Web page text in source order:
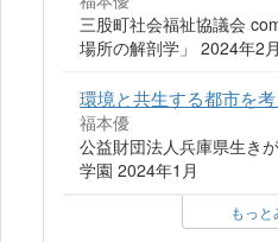
三股町社会福祉協議会
場所の解剖学」 2024年2
環境と共生する都市を
福本優
公益財団法人兵庫県生き
学園 2024年1月
もっと